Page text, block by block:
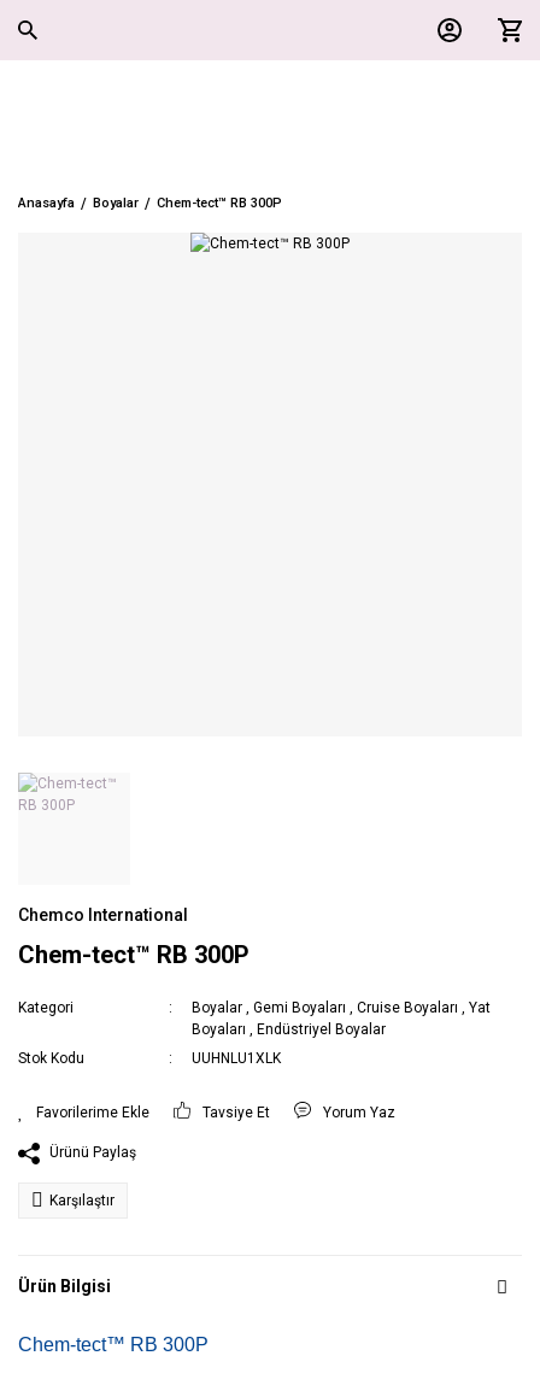
Anasayfa Boyalar Chem-tect™ RB 300P
Chemco International
Chem-tect™ RB 300P
Kategori Boyalar ,Gemi Boyaları ,Cruise Boyaları ,Yat
Boyaları , Endüstriyel Boyalar
Stok Kodu
UUHNLU1XLK
Tavsiye Et Yorum Yaz
Ürünü Paylaş
Karşılaştır
Ürün Bilgisi
Chem-tect™ RB 300P